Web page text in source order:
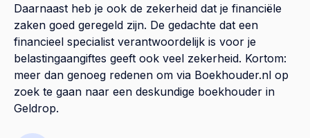
Daarnaast heb je ook de zekerheid dat je financiële
zaken goed geregeld zijn. De gedachte dat een
financieel specialist verantwoordelijk is voor je
belastingaangiftes geeft ook veel zekerheid. Kortom:
meer dan genoeg redenen om via Boekhouder.nl op
zoek te gaan naar een deskundige boekhouder in
Geldrop.